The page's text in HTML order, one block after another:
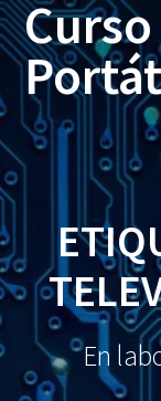
Curso
En